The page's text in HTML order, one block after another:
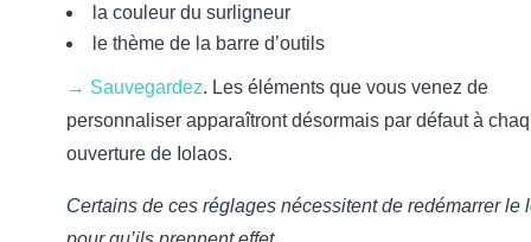
la couleur du surligneur
le thème de la barre d’outils
→ Sauvegardez. Les éléments que vous venez de
personnaliser apparaîtront désormais par défaut à
ouverture de Iolaos.
Certains de ces réglages nécessitent de redémarrer le